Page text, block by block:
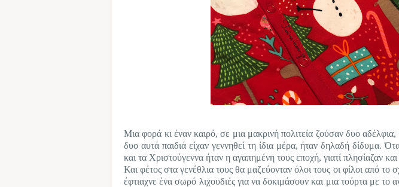
Μια φορά κι έναν καιρό, σε μια μακρινή πολιτεία ζούσαν δυο
δυο αυτά παιδιά είχαν γεννηθεί τη ίδια μέρα, ήταν δηλαδή δίδυμα.
και τα Χριστούγεννα ήταν η αγαπημένη τους εποχή, γιατί πλησίαζαν και
Και φέτος στα γενέθλια τους θα μαζεύονταν όλοι τους οι φίλοι από
έφτιαχνε ένα σωρό λιχουδιές για να δοκιμάσουν και μια τούρτα με το